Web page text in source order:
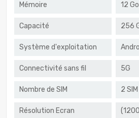
Mémoire 12 Go
Capacité 256
Système d'exploitation
Connectivité sans fil 5G
Nombre de SIM 2 SIM
Résolution Ecran